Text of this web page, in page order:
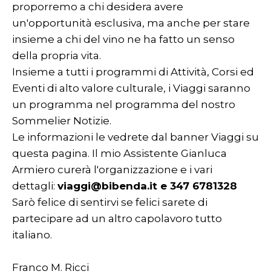
proporremo a chi desidera avere
un'opportunità esclusiva, ma anche per stare
insieme a chi del vino ne ha fatto un senso
della propria vita.
Insieme a tutti i programmi di Attività, Corsi ed
Eventi di alto valore culturale, i Viaggi saranno
un programma nel programma del nostro
Sommelier Notizie.
Le informazioni le vedrete dal banner Viaggi su
questa pagina. Il mio Assistente Gianluca
Armiero curerà l'organizzazione e i vari
dettagli: viaggi@bibenda.it e 347 6781328
Sarò felice di sentirvi se felici sarete di
partecipare ad un altro capolavoro tutto
italiano.
Franco M. Ricci